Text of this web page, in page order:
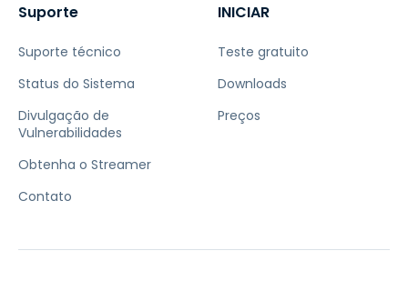
Suporte
Suporte técnico
Status do Sistema
Divulgação de
Vulnerabilidades
Obtenha o Streamer
Contato
INICIAR
Teste gratuito
Downloads
Preços